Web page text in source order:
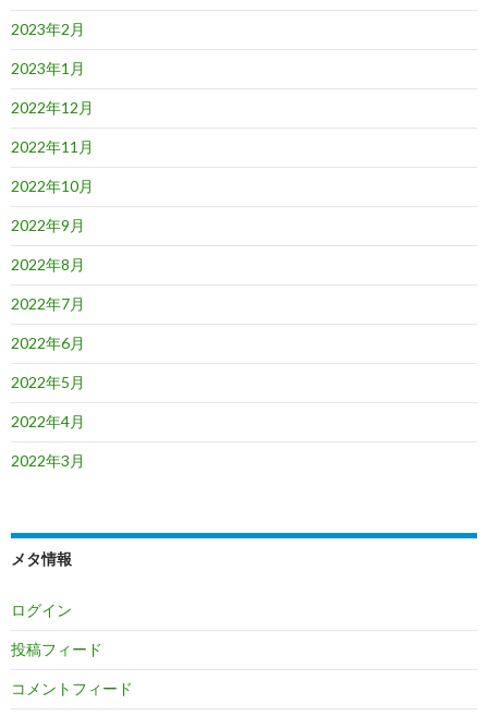
2023年2月
2023年1月
2022年12月
2022年11月
2022年10月
2022年9月
2022年8月
2022年7月
2022年6月
2022年5月
2022年4月
2022年3月
メタ情報
ログイン
投稿フィード
コメントフィード